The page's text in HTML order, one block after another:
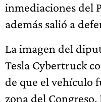
inmediaciones del
además salió a
La imagen del
Tesla Cybertruck
de que el vehículo
zona del